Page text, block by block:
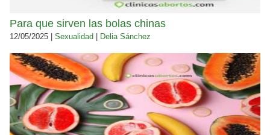
Para que sirven las bolas chinas
12/05/2025 | Sexualidad Delia Sánchez